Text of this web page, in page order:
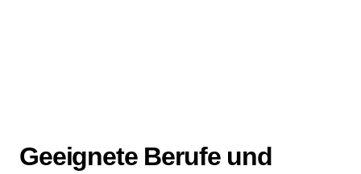
Geeignete Berufe und